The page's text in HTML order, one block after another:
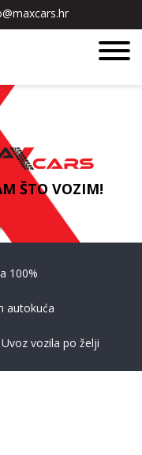
ŠTO VOZIM!
100%
autokuća
Uvoz vozila po želji